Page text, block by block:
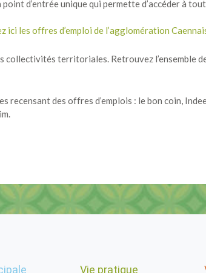
d’entrée unique qui permette d’accéder à
ici les offres d’emploi de l’agglomération
collectivités territoriales. Retrouvez l’ensemble
recensant des offres d’emplois : le bon coin,
Vie pratique